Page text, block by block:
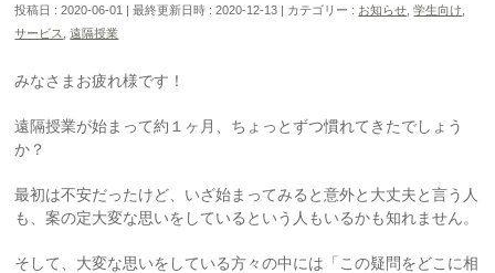
投稿日 : 2020-06-01 最終更新日時 : 2020-12-13 カテゴリー : お知らせ ,学生向け
サービス
,遠隔授業
みなさまお疲れ様です！
遠隔授業が始まって約１ヶ月、ちょっとずつ慣れてきたでしょう
か？
最初は不安だったけど、いざ始まってみると意外と大丈夫と言う人
も、案の定大変な思いをしているという人もいるかも知れません。
そして、大変な思いをしている方々の中には「この疑問をどこに相